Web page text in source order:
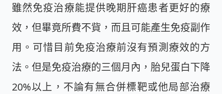
雖然免疫治療能提供晚期肝癌患者更好的療
效，但畢竟所費不貲，而且可能產生免疫副作
用。可惜目前免疫治療前沒有預測療效的方
法。但是免疫治療的三個月內，胎兒蛋白下降
20%以上，不論有無合併標靶或他局部治療